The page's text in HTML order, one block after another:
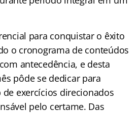
para conquistar o êxito
o cronograma de conteúdos
antecedência, e desta
pôde se dedicar para
de exercícios direcionados
pelo certame. Das